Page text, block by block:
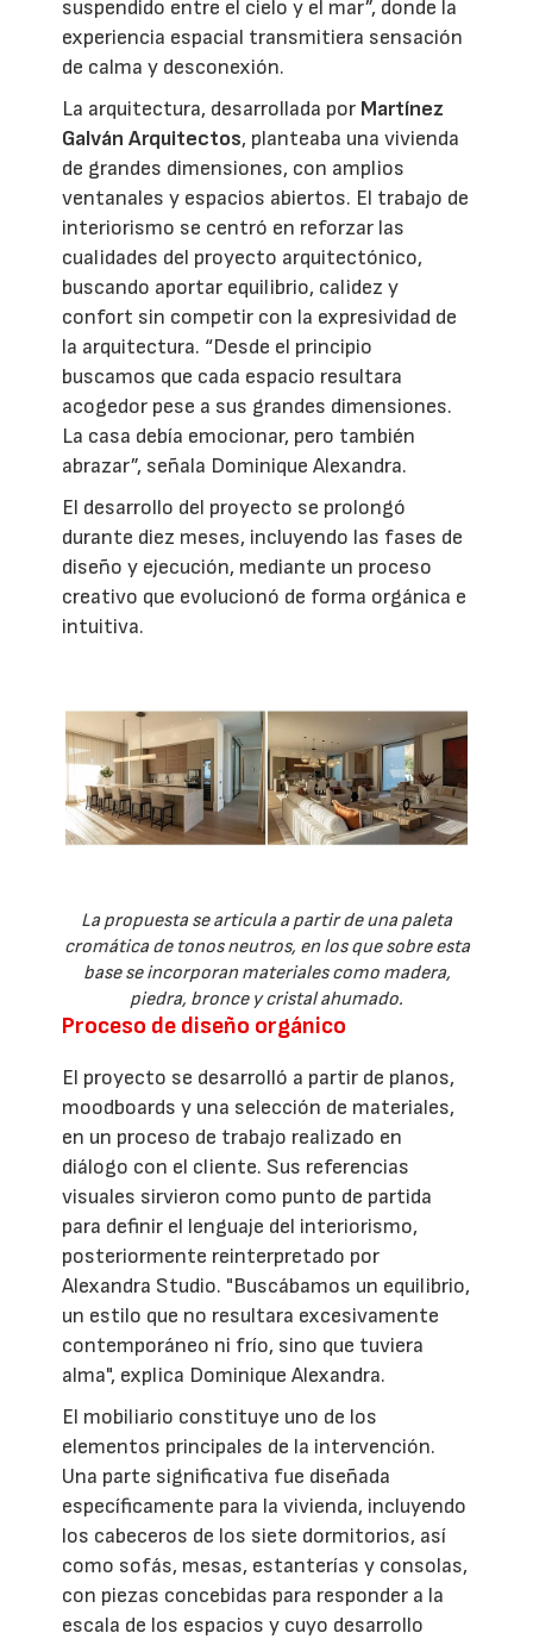
suspendido entre el cielo y el mar”, donde la
experiencia espacial transmitiera sensación
de calma y desconexión.
La arquitectura, desarrollada por Martínez
Galván Arquitectos, planteaba una vivienda
de grandes dimensiones, con amplios
ventanales y espacios abiertos. El trabajo de
interiorismo se centró en reforzar las
cualidades del proyecto arquitectónico,
buscando aportar equilibrio, calidez y
confort sin competir con la expresividad de
la arquitectura. “Desde el principio
buscamos que cada espacio resultara
acogedor pese a sus grandes dimensiones.
La casa debía emocionar, pero también
abrazar”, señala Dominique Alexandra.
El desarrollo del proyecto se prolongó
durante diez meses, incluyendo las fases de
diseño y ejecución, mediante un proceso
creativo que evolucionó de forma orgánica e
intuitiva.
La propuesta se articula a partir de una paleta
cromática de tonos neutros, en los que sobre esta
base se incorporan materiales como madera,
piedra, bronce y cristal ahumado.
Proceso de diseño orgánico
El proyecto se desarrolló a partir de planos,
moodboards y una selección de materiales,
en un proceso de trabajo realizado en
diálogo con el cliente. Sus referencias
visuales sirvieron como punto de partida
para definir el lenguaje del interiorismo,
posteriormente reinterpretado por
Alexandra Studio. "Buscábamos un equilibrio,
un estilo que no resultara excesivamente
contemporáneo ni frío, sino que tuviera
alma", explica Dominique Alexandra.
El mobiliario constituye uno de los
elementos principales de la intervención.
Una parte significativa fue diseñada
específicamente para la vivienda, incluyendo
los cabeceros de los siete dormitorios, así
como sofás, mesas, estanterías y consolas,
con piezas concebidas para responder a la
escala de los espacios y cuyo desarrollo